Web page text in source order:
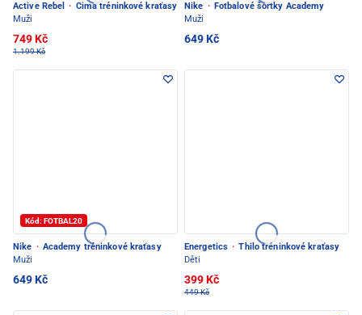
Active Rebel · Cima tréninkové kraťasy
Muži
749 Kč
1.199 Kč
Nike · Fotbalové šortky Academy
Muži
649 Kč
Kód: FOTBAL20
Nike · Academy tréninkové kraťasy
Muži
649 Kč
Energetics · Thilo tréninkové kraťasy
Děti
399 Kč
449 Kč